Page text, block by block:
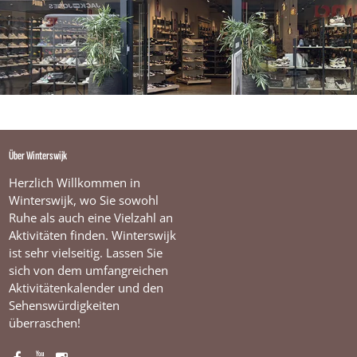
Über Winterswijk
Herzlich Willkommen in
Winterswijk, wo Sie sowohl
Ruhe als auch eine Vielzahl an
Aktivitäten finden. Winterswijk
ist sehr vielseitig. Lassen Sie
sich von dem umfangreichen
Aktivitätenkalender und den
Sehenswürdigkeiten
überraschen!